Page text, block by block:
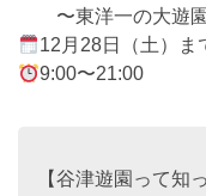
〜東洋一の大遊
12月28日（土）ま
9:00〜21:00
【谷津遊園って知